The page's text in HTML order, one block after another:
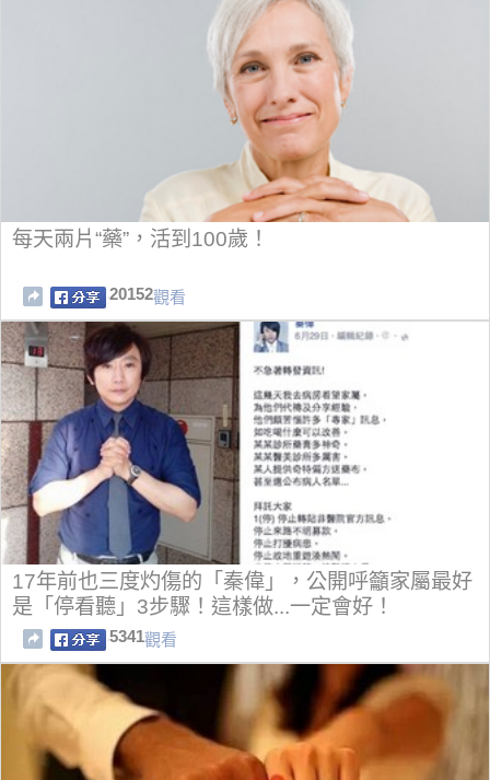
每天兩片“藥”，活到100歲！
20152觀看
17年前也三度灼傷的「秦偉」，公開呼籲家屬最好
是「停看聽」3步驟！這樣做...一定會好！
5341觀看